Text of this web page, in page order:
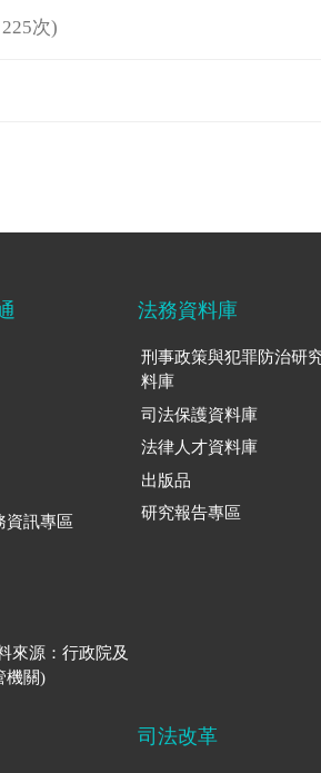
次)
資訊專區
來源：行政院及
機關)
法務資料庫
刑事政策與犯罪防治研
料庫
司法保護資料庫
法律人才資料庫
出版品
研究報告專區
司法改革